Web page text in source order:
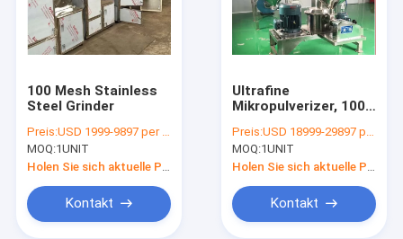
100 Mesh Stainless
Steel Grinder
Preis:USD 1999-9897 per unit
MOQ:1UNIT
Kontakt
Ultrafine
Mikropulverizer, 100-
Steel Grinder
Preis:USD 18999-29897 per unit
MOQ:1UNIT
Kontakt